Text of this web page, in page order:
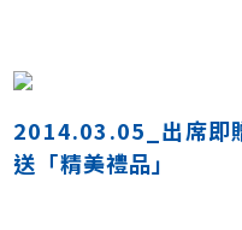
2014.03.05_出席即
送「精美禮品」